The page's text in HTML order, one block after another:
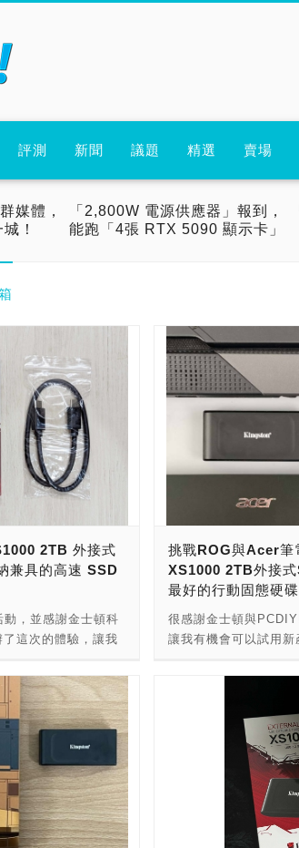
評測 新聞 議題 精選 賣場
媒體，
！
「2,800W 電源供應器」報到，
能跑「4張 RTX 5090 顯示卡」
2TB 外接式
兼具的高速 SSD
，並感謝金士頓科
這次的體驗，讓我
的金士頓 XS1000 外
還貼心地附上一條
線材，據傳這條線就
，包裝內部除了固
一條 USB Type-A
。 在拿到產品的當
麼會那麼輕呢？拆開
才發現到真的輕的
一下官方網站給的
挑戰ROG與Acer
XS1000 2TB外接
最好的行動固態硬碟
很感謝金士頓與
讓我有機會可以試用新
作，我是個美術編輯
製作。平日白天上班
假日則是會兼職，做
介紹我自己的電腦配
兩台筆電，一台是工
SCAR 17 X3D (2023)
筆電上完成，裡面配
示卡，可以硬體加速